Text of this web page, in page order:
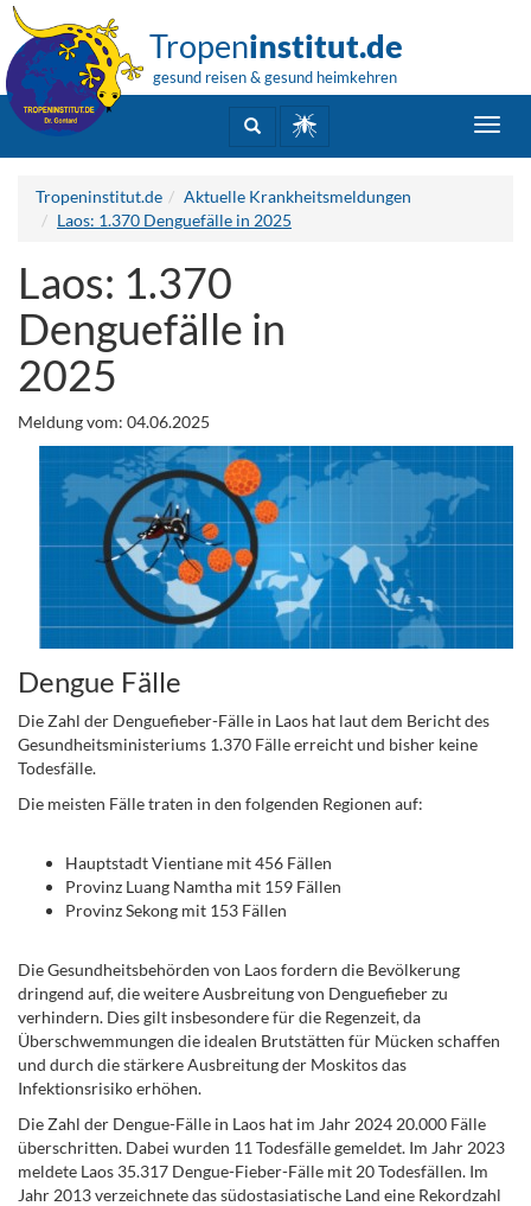
Tropeninstitut.de
gesund reisen & gesund heimkehren
Tropeninstitut.de
Aktuelle Krankheitsmeldungen
Laos: 1.370 Denguefälle in 2025
Laos: 1.370
Denguefälle in
2025
Meldung vom: 04.06.2025
Dengue Fälle
Die Zahl der Denguefieber-Fälle in Laos hat laut dem Bericht des
Gesundheitsministeriums 1.370 Fälle erreicht und bisher keine
Todesfälle.
Die meisten Fälle traten in den folgenden Regionen auf:
Hauptstadt Vientiane mit 456 Fällen
Provinz Luang Namtha mit 159 Fällen
Provinz Sekong mit 153 Fällen
Die Gesundheitsbehörden von Laos fordern die Bevölkerung
dringend auf, die weitere Ausbreitung von Denguefieber zu
verhindern. Dies gilt insbesondere für die Regenzeit, da
Überschwemmungen die idealen Brutstätten für Mücken schaffen
und durch die stärkere Ausbreitung der Moskitos das
Infektionsrisiko erhöhen.
Die Zahl der Dengue-Fälle in Laos hat im Jahr 2024 20.000 Fälle
überschritten. Dabei wurden 11 Todesfälle gemeldet. Im Jahr 2023
meldete Laos 35.317 Dengue-Fieber-Fälle mit 20 Todesfällen. Im
Jahr 2013 verzeichnete das südostasiatische Land eine Rekordzahl